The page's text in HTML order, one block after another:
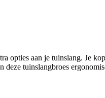
opties aan je tuinslang. Je
tuinslangbroes